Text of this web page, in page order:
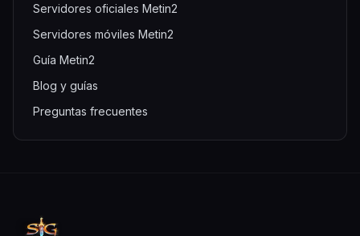
Servidores oficiales Metin2
Servidores móviles Metin2
Guía Metin2
Blog y guías
Preguntas frecuentes